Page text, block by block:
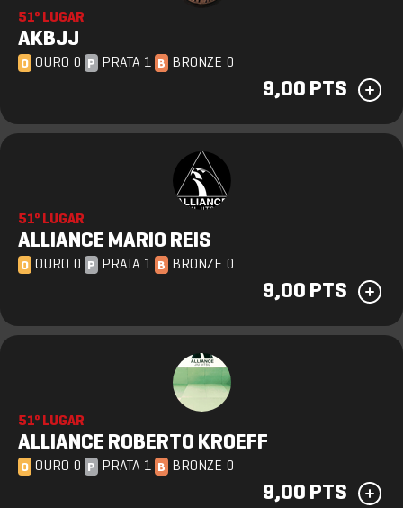
51º LUGAR
AKBJJ
O OURO 0 P PRATA 1 B BRONZE 0
9,00 PTS
51º LUGAR
ALLIANCE MARIO REIS
O OURO 0 P PRATA 1 B BRONZE 0
9,00 PTS
51º LUGAR
ALLIANCE ROBERTO KROEFF
O OURO 0 P PRATA 1 B BRONZE 0
9,00 PTS